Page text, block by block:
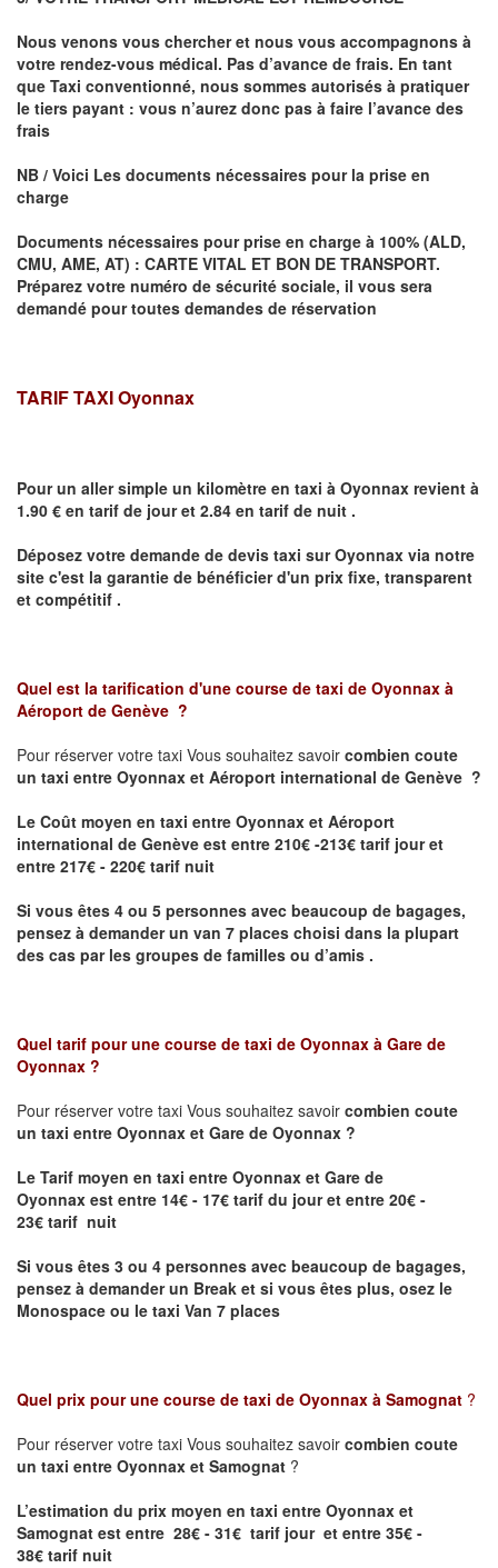
Nous venons vous chercher et nous vous accompagnons à
votre rendez-vous médical. Pas d’avance de frais. En tant
que Taxi conventionné, nous sommes autorisés à pratiquer
le tiers payant : vous n’aurez donc pas à faire l’avance des
frais
NB / Voici Les documents nécessaires pour la prise en
charge
Documents nécessaires pour prise en charge à 100% (ALD,
CMU, AME, AT) : CARTE VITAL ET BON DE TRANSPORT.
Préparez votre numéro de sécurité sociale, il vous sera
demandé pour toutes demandes de réservation
TARIF TAXI Oyonnax
Pour un aller simple un kilomètre en taxi à Oyonnax revient à
1.90 € en tarif de jour et 2.84 en tarif de nuit .
Déposez votre demande de devis taxi surOyonnax via notre
site c'est la garantie de bénéficier d'un prix fixe, transparent
et compétitif .
Quel est la tarification d'une course de taxi de Oyonnax à
Aéroport de Genève ?
Pour réserver votre taxi Vous souhaitez savoir combien coute
un taxi entre Oyonnax et Aéroport international de Genève ?
Le Coût moyen en taxi entre Oyonnax et Aéroport
international de Genève est entre 210€ -213€ tarif jour et
entre 217€ - 220€ tarif nuit
Si vous êtes 4 ou 5 personnes avec beaucoup de bagages,
pensez à demander un van 7 places choisi dans la plupart
des cas par les groupes de familles ou d’amis .
Quel tarif pour une course de taxi de Oyonnax à Gare de
Oyonnax ?
Pour réserver votre taxi Vous souhaitez savoir combien coute
un taxi entre Oyonnax et Gare de Oyonnax ?
Le Tarif moyen en taxi entre Oyonnax et Gare de
Oyonnax est entre 14€ - 17€ tarif du jour et entre 20€ -
23€ tarif nuit
Si vous êtes 3 ou 4 personnes avec beaucoup de bagages,
pensez à demander un Break et si vous êtes plus, osez le
Monospace ou le taxi Van 7 places
Quel prix pour une course de taxi de Oyonnax à Samognat ?
Pour réserver votre taxi Vous souhaitez savoir combien coute
un taxi entre Oyonnax et Samognat ?
L’estimation du prix moyen en taxi entre Oyonnax et
Samognat est entre 28€ - 31€ tarif jour et entre 35€ -
38€ tarif nuit